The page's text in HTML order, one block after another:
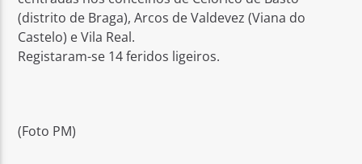
(distrito de Braga), Arcos de Valdevez (Viana do
Castelo) e Vila Real.
Registaram-se 14 feridos ligeiros.
(Foto PM)